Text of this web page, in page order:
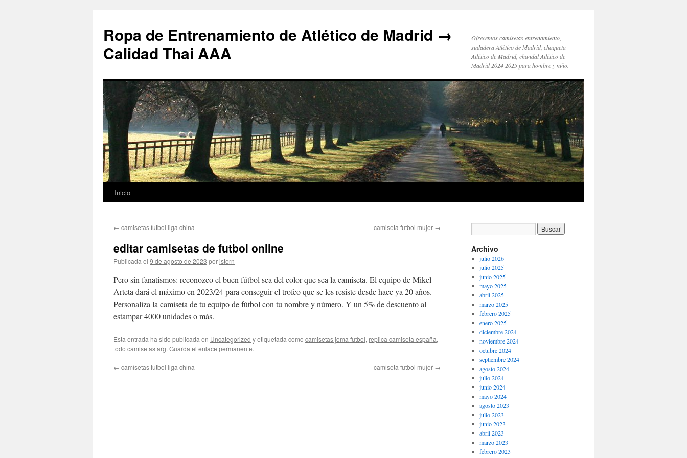
Ropa de Entrenamiento de Atlético de Madrid →
Calidad Thai AAA
Ofrecemos camisetas entrenamiento,
sudadera Atlético de Madrid, chaqueta
Atlético de Madrid, chandal Atlético de
Madrid 2024 2025 para hombre y niño.
Saltar
contenido
Inicio
← camisetas futbol liga china camiseta futbol mujer →
editar camisetas de futbol online
Publicada el 9 de agosto de 2023 poristern
Pero sin fanatismos: reconozco el buen fútbol sea del color que sea la camiseta. El equipo de Mikel
Arteta dará el máximo en 2023/24 para conseguir el trofeo que se les resiste desde hace ya 20 años.
Personaliza la camiseta de tu equipo de fútbol con tu nombre y número. Y un 5% de descuento al
estampar 4000 unidades o más.
Esta entrada ha sido publicada en Uncategorized y etiquetada como camisetas joma futbol, replica camiseta españa,
todo camisetas arg. Guarda el enlace permanente.
← camisetas futbol liga china camiseta futbol mujer →
Archivo
julio 2026
julio 2025
junio 2025
mayo 2025
abril 2025
marzo 2025
febrero 2025
enero 2025
diciembre 2024
noviembre 2024
octubre 2024
septiembre 2024
agosto 2024
julio 2024
junio 2024
mayo 2024
agosto 2023
julio 2023
junio 2023
abril 2023
marzo 2023
febrero 2023